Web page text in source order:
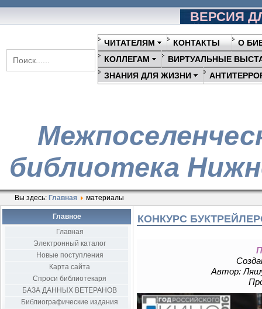
ВЕРСИЯ
ЧИТАТЕЛЯМ КОНТАКТЫ
О
КОЛЛЕГАМ
ВИРТУАЛЬНЫЕ
ЗНАНИЯ ДЛЯ ЖИЗНИ
библиотека
Вы здесь: Главная материалы
Главное
Главная
Электронный каталог
Новые поступления
Карта сайта
Спроси библиотекаря
БАЗА ДАННЫХ ВЕТЕРАНОВ
Библиографические издания
КОНКУРС
Автор: